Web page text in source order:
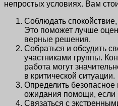
непростых условиях. Вам
Соблюдать
Это поможет лучше
верные решения.
Собраться и обсудить
участниками группы.
работа могут
в критической ситуации.
Определить безопасное
ожидания помощи, если
Связаться с